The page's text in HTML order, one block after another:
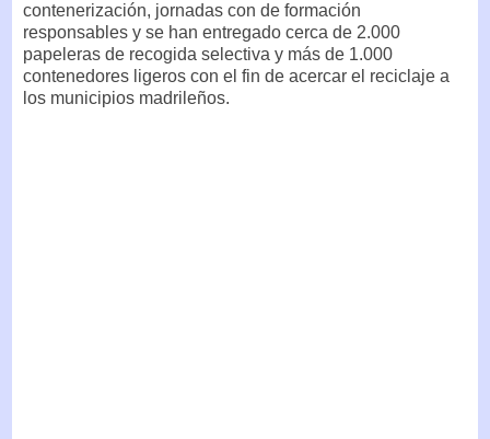
contenerización, jornadas con de formación
responsables y se han entregado cerca de 2.000
papeleras de recogida selectiva y más de 1.000
contenedores ligeros con el fin de acercar el reciclaje a
los municipios madrileños.